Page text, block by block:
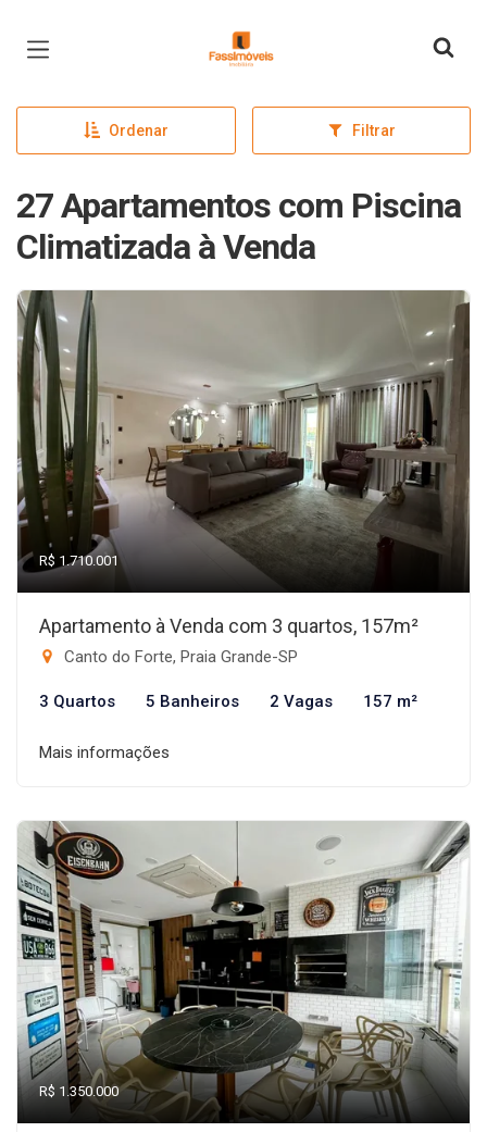
Página inicial
Ordenar Filtrar
27 Apartamentos com Piscina
Climatizada à Venda
R$ 1.710.001
Apartamento à Venda com 3 quartos, 157m²
Canto do Forte, Praia Grande-SP
3 Quartos 5 Banheiros 2 Vagas 157 m²
Mais informações
R$ 1.350.000